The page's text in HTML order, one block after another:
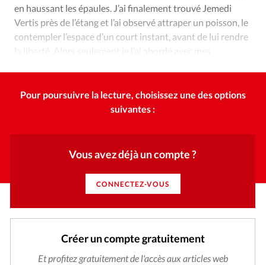
RUBRIQUES
Tous les articles
Actualité chrétienne
Actualité internationale
Chronique
Culture
Opinions
Publireportage
Relations Aujourd'hui
Société
Tour du monde des Eglises
Trait d'Ixène
en haussant les épaules. J’ai finalement trouvé Jemedi
Vertis près de l’étang et l’ai observé attraper un poisson, le
contempler l’espace d’un court instant, avant de lui rendre
la liberté. Alors seulement je l’ai abordé avec mes
Pour poursuivre la lecture, choisissez une des options
suivantes :
Vous avez déjà un compte ?
CONNECTEZ-VOUS
Créer un compte gratuitement
Et profitez gratuitement de l'accès aux articles web